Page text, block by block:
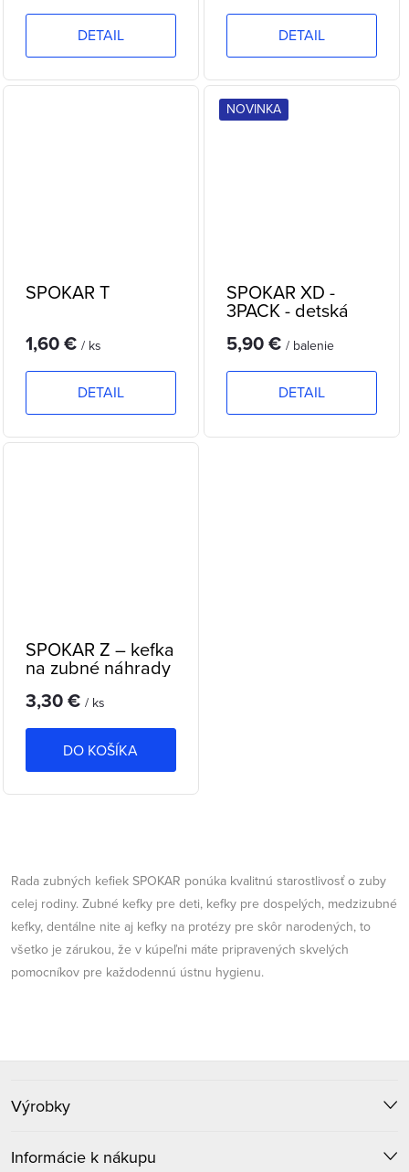
DETAIL DETAIL
SPOKAR T
1,60 € / ks
DETAIL
NOVINKA
SPOKAR XD -
3PACK - detská
5,90 € / balenie
DETAIL
SPOKAR Z – kefka
na zubné náhrady
3,30 € / ks
DO KOŠÍKA
v
l
á
d
i
p
r
Rada zubných kefiek SPOKAR ponúka kvalitnú starostlivosť o zuby
celej rodiny. Zubné kefky pre deti, kefky pre dospelých, medzizubné
kefky, dentálne nite aj kefky na protézy pre skôr narodených, to
všetko je zárukou, že v kúpeľni máte pripravených skvelých
pomocníkov pre každodennú ústnu hygienu.
áVýrobky
Informácie k nákupu